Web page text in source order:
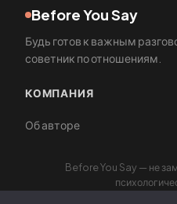
Before You Say
Будь готов к важным
советник по отношениям.
КОМПАНИЯ
Об авторе
Before You Say — не